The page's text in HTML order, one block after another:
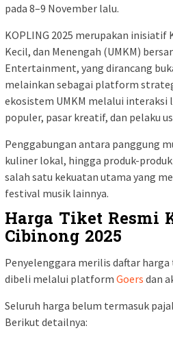
pada 8–9 November lalu.
KOPLING 2025 merupakan inisiatif
Kecil, dan Menengah (UMKM)
Entertainment, yang dirancang
melainkan sebagai platform
ekosistem UMKM melalui interaksi
populer, pasar kreatif, dan pelaku
Penggabungan antara panggung
kuliner lokal, hingga produk-
salah satu kekuatan utama yang
festival musik lainnya.
Harga Tiket Resmi
Cibinong 2025
Penyelenggara merilis daftar
dibeli melalui platform Goers dan
Seluruh harga belum termasuk
Berikut detailnya: